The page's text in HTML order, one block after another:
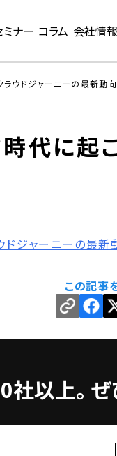
ミナー コラム 会社情報
ラウドジャーニーの最新動向
時代に
ドジャーニーの最
この記事
以上。 ぜ